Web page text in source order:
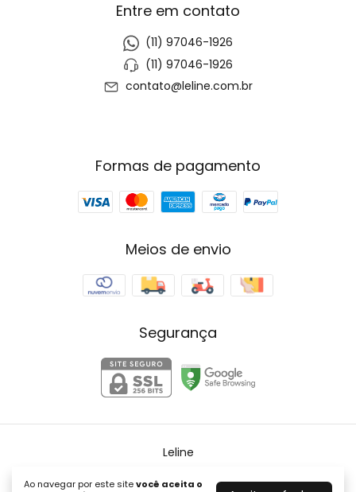
Ao navegar por este sitevocê aceita o
Entre em contato
(11) 97046-1926
(11) 97046-1926
contato@leline.com.br
Formas de pagamento
Meios de envio
Segurança
Leline